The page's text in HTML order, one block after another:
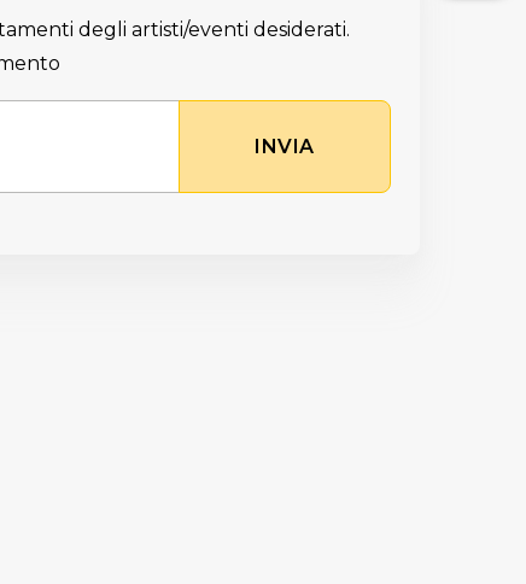
degli artisti/eventi desiderati.
INVIA